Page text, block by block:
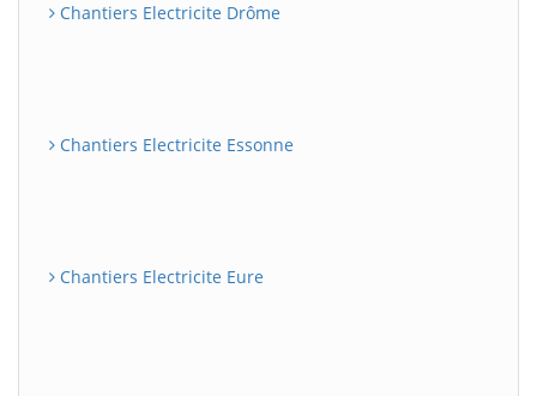
Chantiers Electricite Drôme
Chantiers Electricite Essonne
Chantiers Electricite Eure